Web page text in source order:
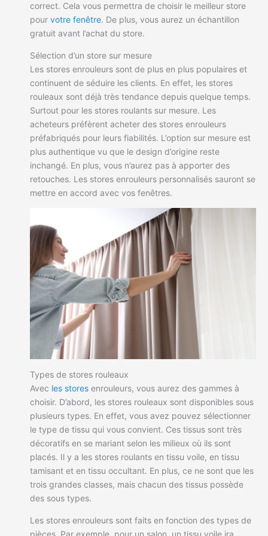
correct. Cela vous permettra de choisir le meilleur store
pour votre fenêtre. De plus, vous aurez un échantillon
gratuit avant l’achat du store.
Sélection d’un store sur mesure
Les stores enrouleurs sont de plus en plus populaires et
continuent de séduire les clients. En effet, les stores
rouleaux sont déjà très tendance depuis quelque temps.
Surtout pour les stores roulants sur mesure. Les
acheteurs préfèrent acheter des stores enrouleurs
préfabriqués pour leurs fiabilités. L’option sur mesure est
plus authentique vu que le design d’origine reste
inchangé. En plus, vous n’aurez pas à apporter des
retouches. Les stores enrouleurs personnalisés sauront se
mettre en accord avec vos fenêtres.
Types de stores rouleaux
Avec les stores enrouleurs, vous aurez des gammes à
choisir. D’abord, les stores rouleaux sont disponibles sous
plusieurs types. En effet, vous avez pouvez sélectionner
le type de tissu qui vous convient. Ces tissus sont très
décoratifs en se mariant selon les milieux où ils sont
placés. Il y a les stores roulants en tissu voile, en tissu
tamisant et en tissu occultant. En plus, ce ne sont que les
trois grandes classes, mais chacun des tissus possède
des sous types.
Les stores enrouleurs sont faits en fonction des types de
pièces. Par exemple, pour un salon, un tissu voile ira